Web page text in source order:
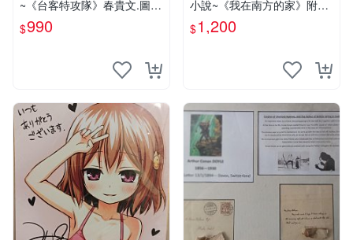
~《台客特攻隊》春貴文.圖
布克文化【CS超聖文化2讚】
$990
小說~《我在南方的家》附書
套 田中實加 (陳宣儒)著 台灣
館 遠流 書況佳
$1,200